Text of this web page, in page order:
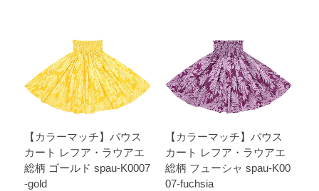
【カラーマッチ】パウス
カート レフア・ラウアエ
総柄 ゴールド spau-K0007
-gold
【カラーマッチ】パウス
カート レフア・ラウアエ
総柄 フューシャ spau-K00
07-fuchsia